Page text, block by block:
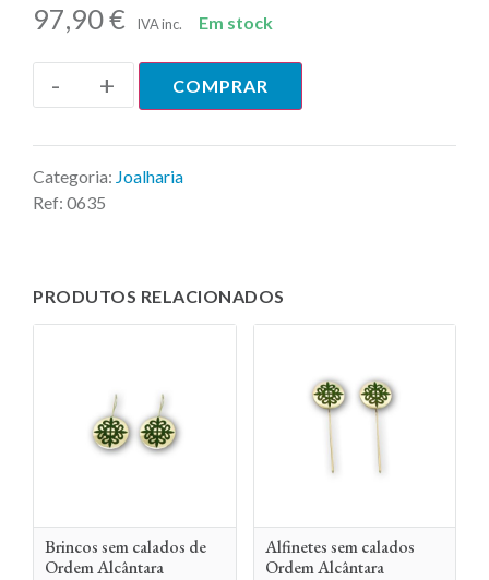
97,90€ IVA inc. Em stock
- + COMPRAR
Categoria: Joalharia
Ref: 0635
PRODUTOS RELACIONADOS
Brincos sem calados de
Ordem Alcântara
Alfinetes sem calados
Ordem Alcântara